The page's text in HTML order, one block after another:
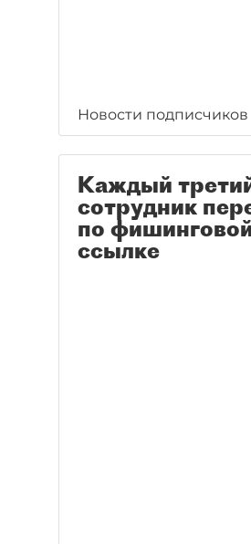
Новости подписчиков
Каждый
сотрудник
по
ссылке